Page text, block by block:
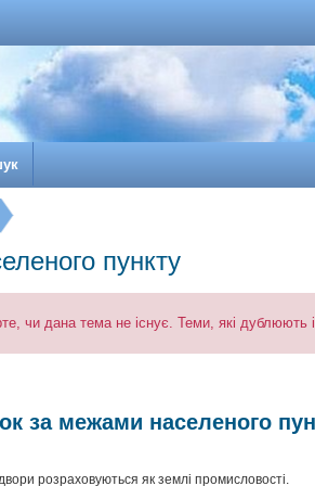
пункту
чи дана тема не існує. Теми, які
за межами населеного
розраховуються як землі промисловості.